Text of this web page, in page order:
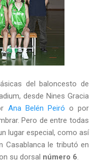
del baloncesto de
desde Nines Gracia
Ana Belén Peiró o por
Pero de entre todas
lugar especial, como así
Casablanca le tributó en
su dorsal número 6